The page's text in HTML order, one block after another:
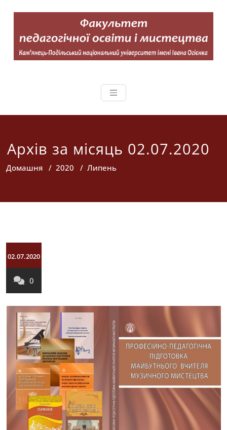
національний університет імені
Архів за місяць 02.07.2020
Домашня / 2020 / Липень
02.07.2020
0